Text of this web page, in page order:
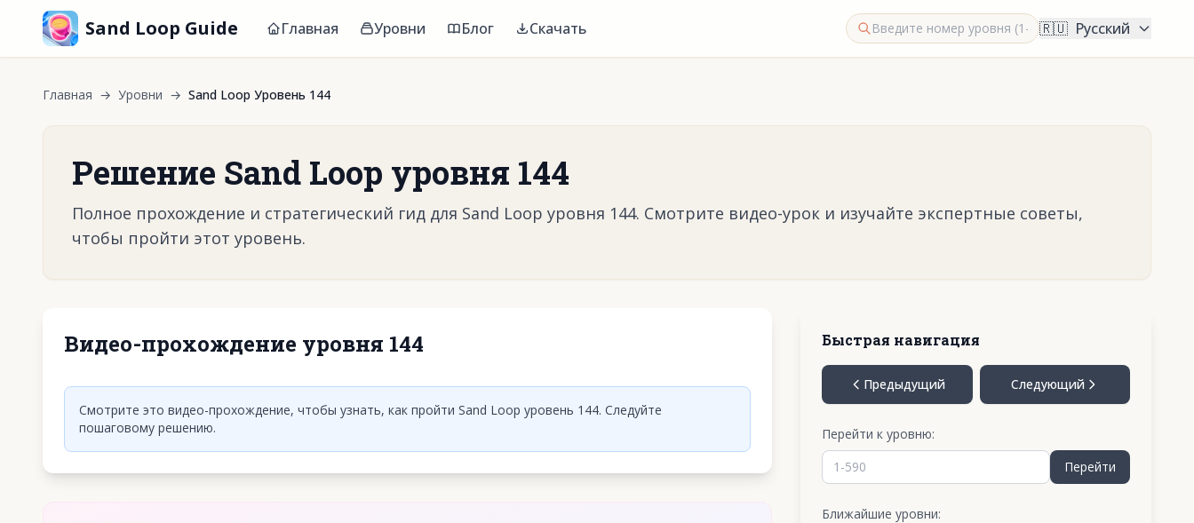
Sand Loop Guide Главная Уровни Блог Скачать 🇷🇺 Русский
Главная → Уровни → Sand Loop Уровень 144
Решение Sand Loop уровня 144
Полное прохождение и стратегический гид для Sand Loop уровня 144. Смотрите видео-урок и изучайте экспертные советы,
чтобы пройти этот уровень.
Видео-прохождение уровня 144
Нажмите, чтобы воспроизвести видео
Смотрите это видео-прохождение, чтобы узнать, как пройти Sand Loop уровень 144. Следуйте
пошаговому решению.
Быстрая навигация
Предыдущий Следующий
Перейти к уровню:
Перейти
Ближайшие уровни: